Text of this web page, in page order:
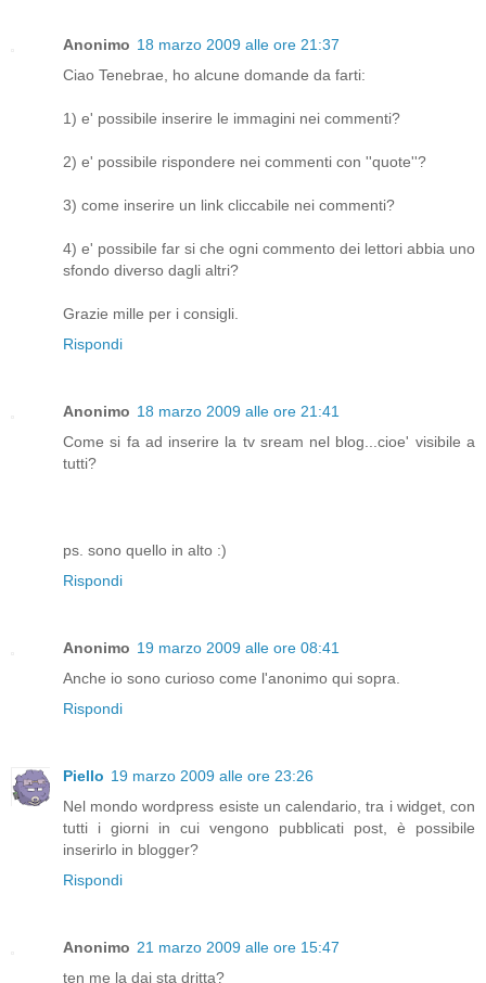
Anonimo 18 marzo 2009 alle ore 21:37
Ciao Tenebrae, ho alcune domande da farti:
1) e' possibile inserire le immagini nei commenti?
2) e' possibile rispondere nei commenti con ''quote''?
3) come inserire un link cliccabile nei commenti?
4) e' possibile far si che ogni commento dei lettori abbia uno
sfondo diverso dagli altri?
Grazie mille per i consigli.
Rispondi
Anonimo 18 marzo 2009 alle ore 21:41
Come si fa ad inserire la tv sream nel blog...cioe' visibile a
tutti?
ps. sono quello in alto :)
Rispondi
Anonimo 19 marzo 2009 alle ore 08:41
Anche io sono curioso come l'anonimo qui sopra.
Rispondi
Piello 19 marzo 2009 alle ore 23:26
Nel mondo wordpress esiste un calendario, tra i widget, con
tutti i giorni in cui vengono pubblicati post, è possibile
inserirlo in blogger?
Rispondi
Anonimo 21 marzo 2009 alle ore 15:47
ten me la dai sta dritta?